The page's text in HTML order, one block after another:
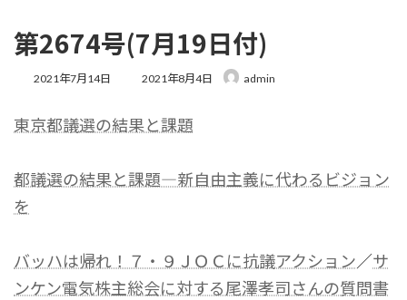
第2674号(7月19日付)
2021年7月14日
最
新
:
2021年8月4日 admin
東京都議選の結果と課題
都議選の結果と課題―新自由主義に代わるビジョン
を
バッハは帰れ！７・９ＪＯＣに抗議アクション／サ
ンケン電気株主総会に対する尾澤孝司さんの質問書